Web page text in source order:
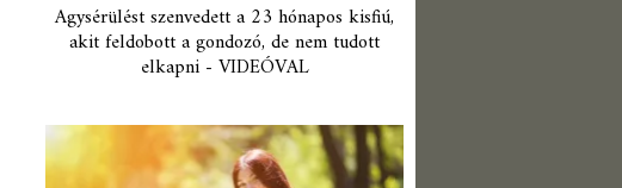
Agysérülést szenvedett a 23 hónapos kisfiú,
akit feldobott a gondozó, de nem tudott
elkapni - VIDEÓVAL